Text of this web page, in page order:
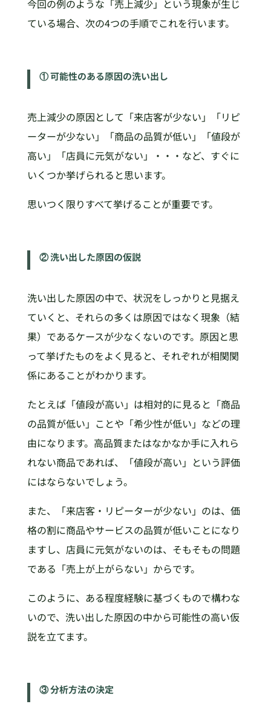
今回の例のような「売上減少」という現象が生じ
ている場合、次の4つの手順でこれを行います。
① 可能性のある原因の洗い出し
売上減少の原因として「来店客が少ない」「リピ
ーターが少ない」「商品の品質が低い」「値段が
高い」「店員に元気がない」・・・など、すぐに
いくつか挙げられると思います。
思いつく限りすべて挙げることが重要です。
② 洗い出した原因の仮説
洗い出した原因の中で、状況をしっかりと見据え
ていくと、それらの多くは原因ではなく現象（結
果）であるケースが少なくないのです。原因と思
って挙げたものをよく見ると、それぞれが相関関
係にあることがわかります。
たとえば「値段が高い」は相対的に見ると「商品
の品質が低い」ことや「希少性が低い」などの理
由になります。高品質またはなかなか手に入れら
れない商品であれば、「値段が高い」という評価
にはならないでしょう。
また、「来店客・リピーターが少ない」のは、価
格の割に商品やサービスの品質が低いことになり
ますし、店員に元気がないのは、そもそもの問題
である「売上が上がらない」からです。
このように、ある程度経験に基づくもので構わな
いので、洗い出した原因の中から可能性の高い仮
説を立てます。
③ 分析方法の決定